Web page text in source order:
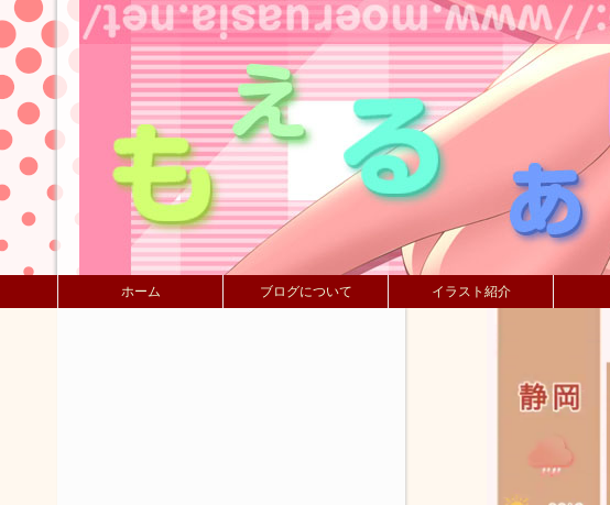
ホーム ブログについて イラスト紹介